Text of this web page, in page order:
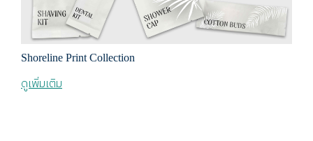
Shoreline Print Collection
ดูเพิ่มเติม